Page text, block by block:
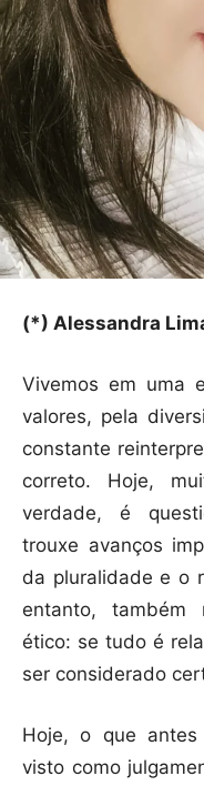
(*) Alessandra
Vivemos em uma
valores, pela
constante
correto. Hoje,
verdade, é
trouxe avanços
da pluralidade e o
entanto, também
ético: se tudo é
ser considerado
Hoje, o que
visto como